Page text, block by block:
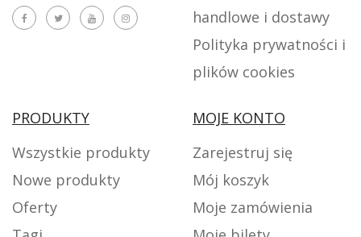
handlowe i dostawy
Polityka prywatności i
plików cookies
PRODUKTY
Wszystkie produkty
Nowe produkty
Oferty
MOJE KONTO
Zarejestruj się
Mój koszyk
Moje zamówienia